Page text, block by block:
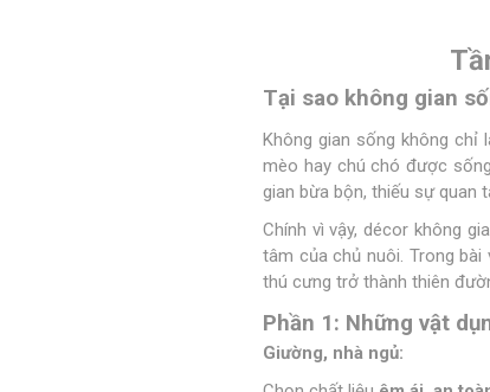
Tại sao không gian
Không gian sống không chỉ
mèo hay chú chó được
gian bừa bộn, thiếu sự quan
Chính vì vậy, décor không
tâm của chủ nuôi. Trong bài
thú cưng trở thành thiên
Phần 1: Những vật
Giường, nhà ngủ: